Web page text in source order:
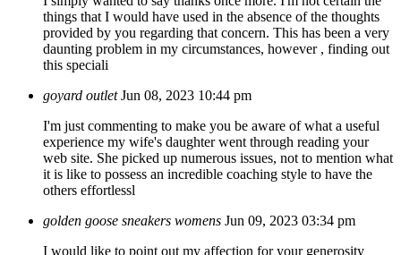
things that I would have used in the absence of the thoughts
provided by you regarding that concern. This has been a very
daunting problem in my circumstances, however , finding out
this speciali
goyard outlet Jun 08, 2023 10:44 pm
I'm just commenting to make you be aware of what a useful
experience my wife's daughter went through reading your
web site. She picked up numerous issues, not to mention what
it is like to possess an incredible coaching style to have the
others effortlessl
golden goose sneakers womens Jun 09, 2023 03:34 pm
I would like to point out my affection for your generosity